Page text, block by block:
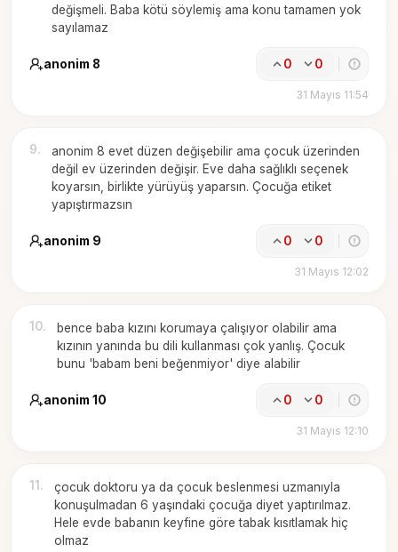
değişmeli. Baba kötü söylemiş ama konu tamamen yok
sayılamaz
anonim 8 0 0
31 Mayıs 11:54
9.
anonim 8 evet düzen değişebilir ama çocuk üzerinden
değil ev üzerinden değişir. Eve daha sağlıklı seçenek
koyarsın, birlikte yürüyüş yaparsın. Çocuğa etiket
yapıştırmazsın
anonim 9 0 0
31 Mayıs 12:02
10.
bence baba kızını korumaya çalışıyor olabilir ama
kızının yanında bu dili kullanması çok yanlış. Çocuk
bunu 'babam beni beğenmiyor' diye alabilir
anonim 10 0 0
31 Mayıs 12:10
11 .
çocuk doktoru ya da çocuk beslenmesi uzmanıyla
konuşulmadan 6 yaşındaki çocuğa diyet yaptırılmaz.
Hele evde babanın keyfine göre tabak kısıtlamak hiç
olmaz